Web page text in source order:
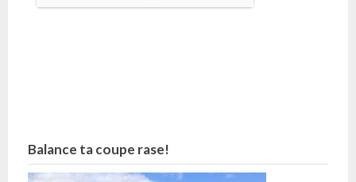
Balance ta coupe rase!